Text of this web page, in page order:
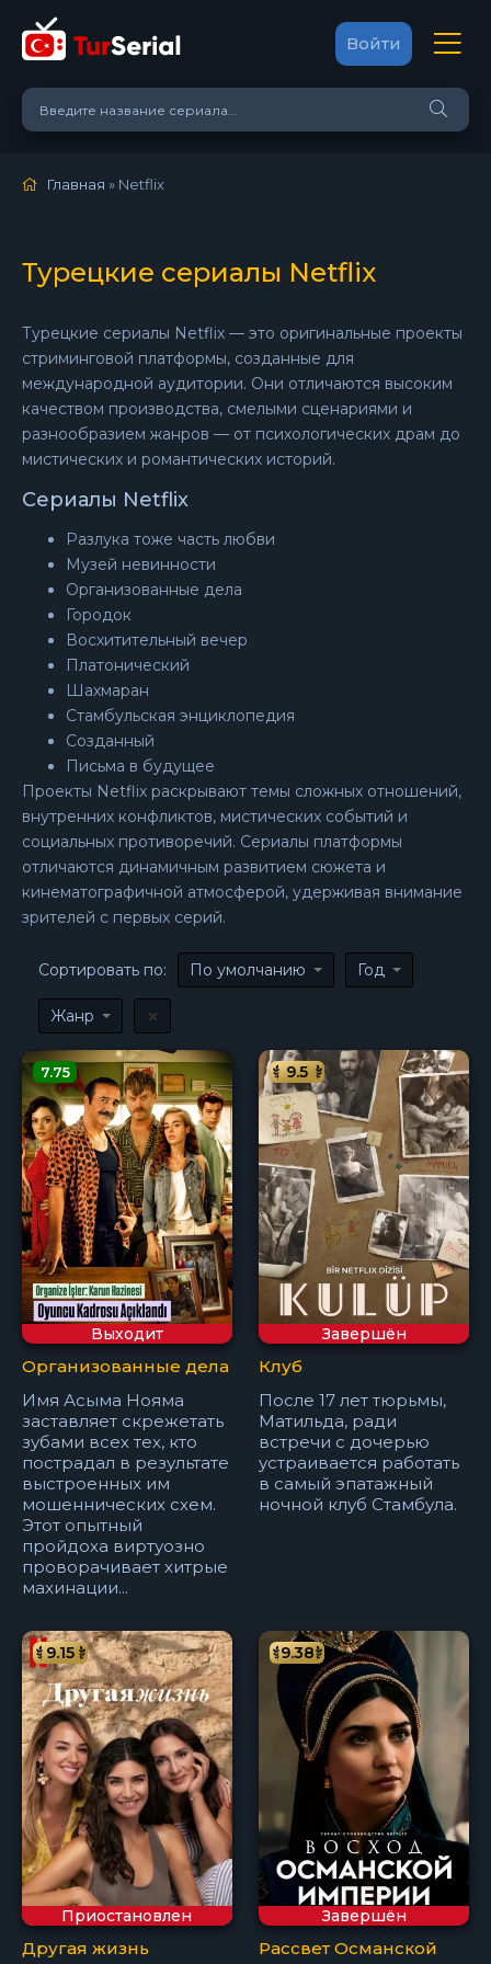
Войти
Главная » Netflix
Турецкие сериалы Netflix
Турецкие сериалы Netflix — это оригинальные проекты
стриминговой платформы, созданные для
международной аудитории. Они отличаются высоким
качеством производства, смелыми сценариями и
разнообразием жанров — от психологических драм до
мистических и романтических историй.
Сериалы Netflix
Разлука тоже часть любви
Музей невинности
Организованные дела
Городок
Восхитительный вечер
Платонический
Шахмаран
Стамбульская энциклопедия
Созданный
Письма в будущее
Проекты Netflix раскрывают темы сложных отношений,
внутренних конфликтов, мистических событий и
социальных противоречий. Сериалы платформы
отличаются динамичным развитием сюжета и
кинематографичной атмосферой, удерживая внимание
зрителей с первых серий.
Сортировать по: По умолчанию Год
Жанр
Выходит
7.75
Организованные дела
Имя Асыма Нояма
заставляет скрежетать
зубами всех тех, кто
пострадал в результате
выстроенных им
мошеннических схем.
Этот опытный
пройдоха виртуозно
проворачивает хитрые
махинации...
Завершён
9.5
Клуб
После 17 лет тюрьмы,
Матильда, ради
встречи с дочерью
устраивается работать
в самый эпатажный
ночной клуб Стамбула.
Приостановлен
9.15
Другая жизнь
Завершён
9.38
Рассвет Османской